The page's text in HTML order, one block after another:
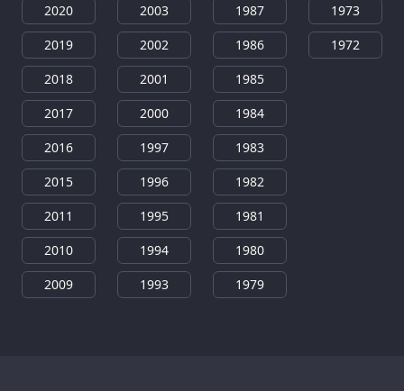
2020
2019
2018
2017
2016
2015
2011
2010
2009
2003
2002
2001
2000
1997
1996
1995
1994
1993
1987
1986
1985
1984
1983
1982
1981
1980
1979
1973
1972